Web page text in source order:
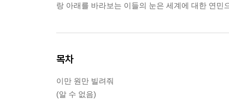
랑 아래를 바라보는 이들의 눈은 세계에 대한 연민
목차
이만 원만 빌려줘
(알 수 없음)